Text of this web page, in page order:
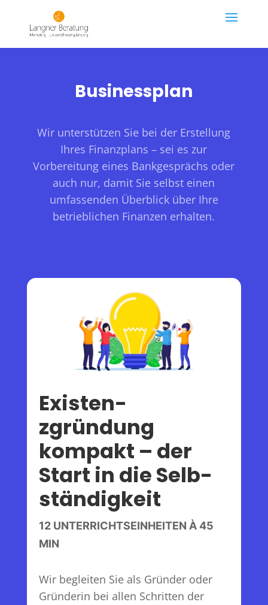
Businessplan
Wir unterstützen Sie bei der Erstellung
Ihres Finanzplans – sei es zur
Vorbereitung eines Bankgesprächs oder
auch nur, damit Sie selbst einen
umfassenden Überblick über Ihre
betrieblichen Finanzen erhalten.
Existen­
zgründung
kompakt – der
Start in die Selb­
ständigkeit
12 UNTERRICHTSEINHEITEN À 45
MIN
Wir begleiten Sie als Gründer oder
Gründerin bei allen Schritten der